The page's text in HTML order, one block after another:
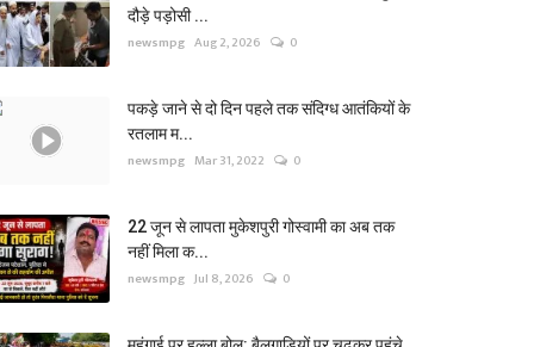
दौड़े पड़ोसी ...
newsmpg Aug 2, 2026 0
पकड़े जाने से दो दिन पहले तक संदिग्ध आतंकियों के
रतलाम म...
newsmpg Mar 31, 2022 0
22 जून से लापता मुकेशपुरी गोस्वामी का अब तक
नहीं मिला क...
newsmpg Jul 8, 2026 0